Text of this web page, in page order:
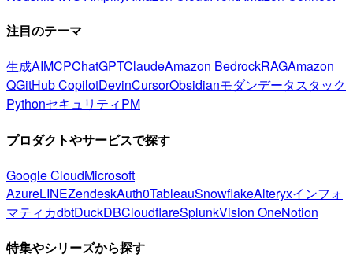
注目のテーマ
生成AIMCPChatGPTClaudeAmazon BedrockRAGAmazon
QGitHub CopilotDevinCursorObsidianモダンデータスタック
PythonセキュリティPM
プロダクトやサービスで探す
Google CloudMicrosoft
AzureLINEZendeskAuth0TableauSnowflakeAlteryxインフォ
マティカdbtDuckDBCloudflareSplunkVision OneNotion
特集やシリーズから探す